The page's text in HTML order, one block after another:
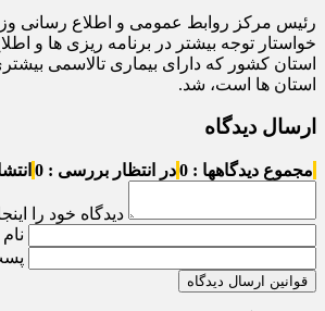
رئیس مرکز روابط عمومی و اطلاع رسانی
خواستار توجه بیشتر در برنامه ریزی ها و
استان کشور که دارای بیماری تالاسمی
استان ها است، شد.
ارسال دیدگاه
مجموع دیدگاهها : 0 در انتظار بررسی : 0
دیدگاه خود را
قوانین ارسال دیدگاه